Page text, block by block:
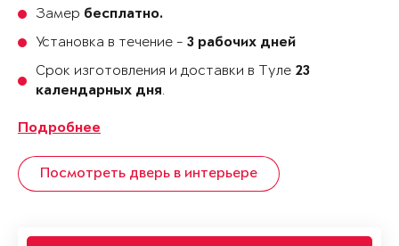
Замер бесплатно.
Установка в течение - 3 рабочих дней
Срок изготовления и доставки в Туле 23
календарных дня.
Подробнее
Посмотреть дверь в интерьере